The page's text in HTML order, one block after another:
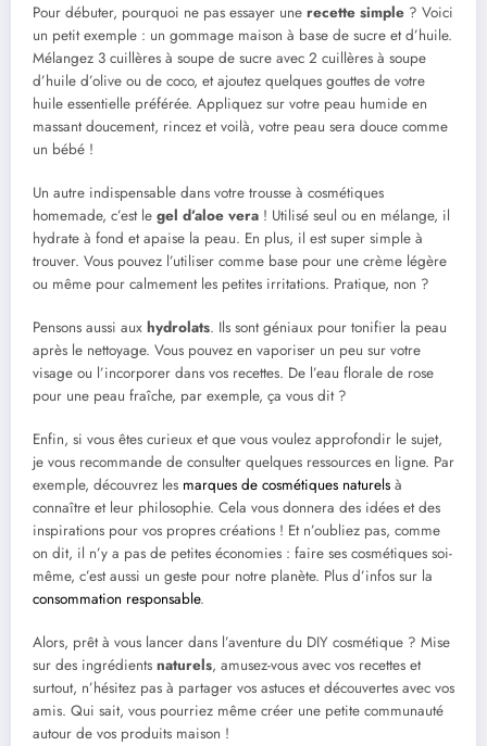
Pour débuter, pourquoi ne pas essayer une recette simple ? Voici
un petit exemple : un gommage maison à base de sucre et d’huile.
Mélangez 3 cuillères à soupe de sucre avec 2 cuillères à soupe
d’huile d’olive ou de coco, et ajoutez quelques gouttes de votre
huile essentielle préférée. Appliquez sur votre peau humide en
massant doucement, rincez et voilà, votre peau sera douce comme
un bébé !
Un autre indispensable dans votre trousse à cosmétiques
homemade, c’est le gel d’aloe vera ! Utilisé seul ou en mélange, il
hydrate à fond et apaise la peau. En plus, il est super simple à
trouver. Vous pouvez l’utiliser comme base pour une crème légère
ou même pour calmement les petites irritations. Pratique, non ?
Pensons aussi aux hydrolats. Ils sont géniaux pour tonifier la peau
après le nettoyage. Vous pouvez en vaporiser un peu sur votre
visage ou l’incorporer dans vos recettes. De l’eau florale de rose
pour une peau fraîche, par exemple, ça vous dit ?
Enfin, si vous êtes curieux et que vous voulez approfondir le sujet,
je vous recommande de consulter quelques ressources en ligne. Par
exemple, découvrez les marques de cosmétiques naturels à
connaître et leur philosophie. Cela vous donnera des idées et des
inspirations pour vos propres créations ! Et n’oubliez pas, comme
on dit, il n’y a pas de petites économies : faire ses cosmétiques soi-
même, c’est aussi un geste pour notre planète. Plus d’infos sur la
consommation responsable.
Alors, prêt à vous lancer dans l’aventure du DIY cosmétique ? Mise
sur des ingrédients naturels, amusez-vous avec vos recettes et
surtout, n’hésitez pas à partager vos astuces et découvertes avec vos
amis. Qui sait, vous pourriez même créer une petite communauté
autour de vos produits maison !